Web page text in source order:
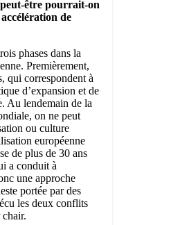
peut-être pourrait-on
de
phases dans la
Premièrement,
qui correspondent à
d’expansion et de
Au lendemain de la
on ne peut
ou culture
européenne
de plus de 30 ans
a conduit à
une approche
portée par des
les deux conflits